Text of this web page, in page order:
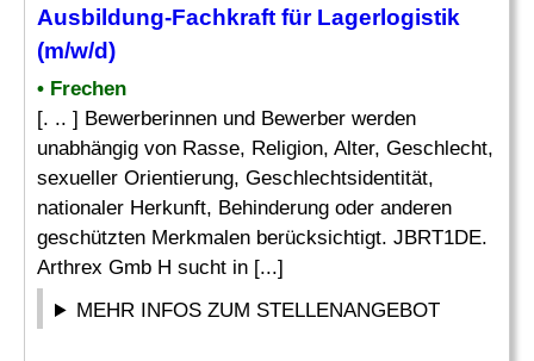
Ausbildung-Fachkraft für Lagerlogistik
(m/w/d)
• Frechen
[. .. ] Bewerberinnen und Bewerber werden
unabhängig von Rasse, Religion, Alter, Geschlecht,
sexueller Orientierung, Geschlechtsidentität,
nationaler Herkunft, Behinderung oder anderen
geschützten Merkmalen berücksichtigt. JBRT1DE.
Arthrex Gmb H sucht in [...]
MEHR INFOS ZUM STELLENANGEBOT